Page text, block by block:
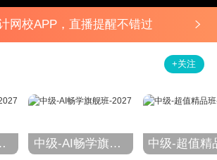
网校APP，直播提醒不错过
+关注
-2027 中级-AI畅学旗舰班-2027